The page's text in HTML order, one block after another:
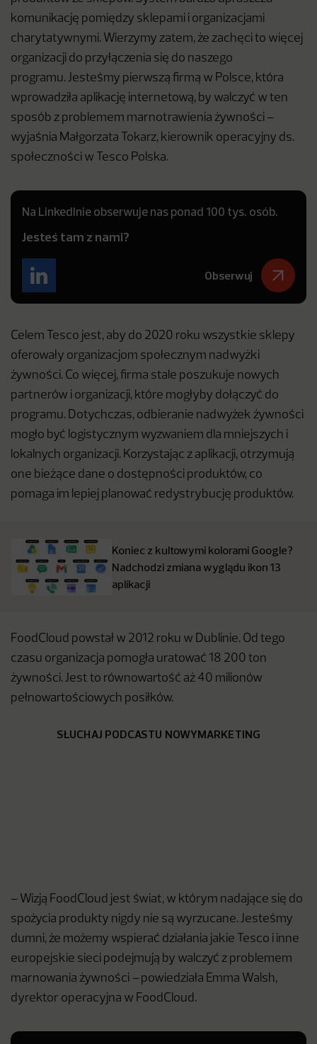
komunikację pomiędzy sklepami i organizacjami
charytatywnymi. Wierzymy zatem, że zachęci to więcej
organizacji do przyłączenia się do naszego
programu. Jesteśmy pierwszą firmą w Polsce, która
wprowadziła aplikację internetową, by walczyć w ten
sposób z problemem marnotrawienia żywności –
wyjaśnia Małgorzata Tokarz, kierownik operacyjny ds.
społeczności w Tesco Polska.
Na LinkedInie obserwuje nas ponad 100 tys. osób.
Jesteś tam z nami?
Obserwuj
Celem Tesco jest, aby do 2020 roku wszystkie sklepy
oferowały organizacjom społecznym nadwyżki
żywności. Co więcej, firma stale poszukuje nowych
partnerów i organizacji, które mogłyby dołączyć do
programu. Dotychczas, odbieranie nadwyżek żywności
mogło być logistycznym wyzwaniem dla mniejszych i
lokalnych organizacji. Korzystając z aplikacji, otrzymują
one bieżące dane o dostępności produktów, co
pomaga im lepiej planować redystrybucję produktów.
Koniec z kultowymi kolorami Google?
Nadchodzi zmiana wyglądu ikon 13
aplikacji
FoodCloud powstał w 2012 roku w Dublinie. Od tego
czasu organizacja pomogła uratować 18 200 ton
żywności. Jest to równowartość aż 40 milionów
pełnowartościowych posiłków.
SŁUCHAJ PODCASTU NOWYMARKETING
– Wizją FoodCloud jest świat, w którym nadające się do
spożycia produkty nigdy nie są wyrzucane. Jesteśmy
dumni, że możemy wspierać działania jakie Tesco i inne
europejskie sieci podejmują by walczyć z problemem
marnowania żywności –powiedziała Emma Walsh,
dyrektor operacyjna w FoodCloud.